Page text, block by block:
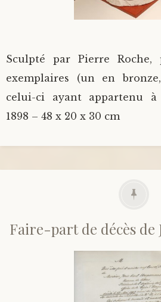
Sculpté par Pierre
exemplaires (un en
celui-ci ayant appartenu à
1898 – 48 x 20 x 30 cm
Faire-part de décès de